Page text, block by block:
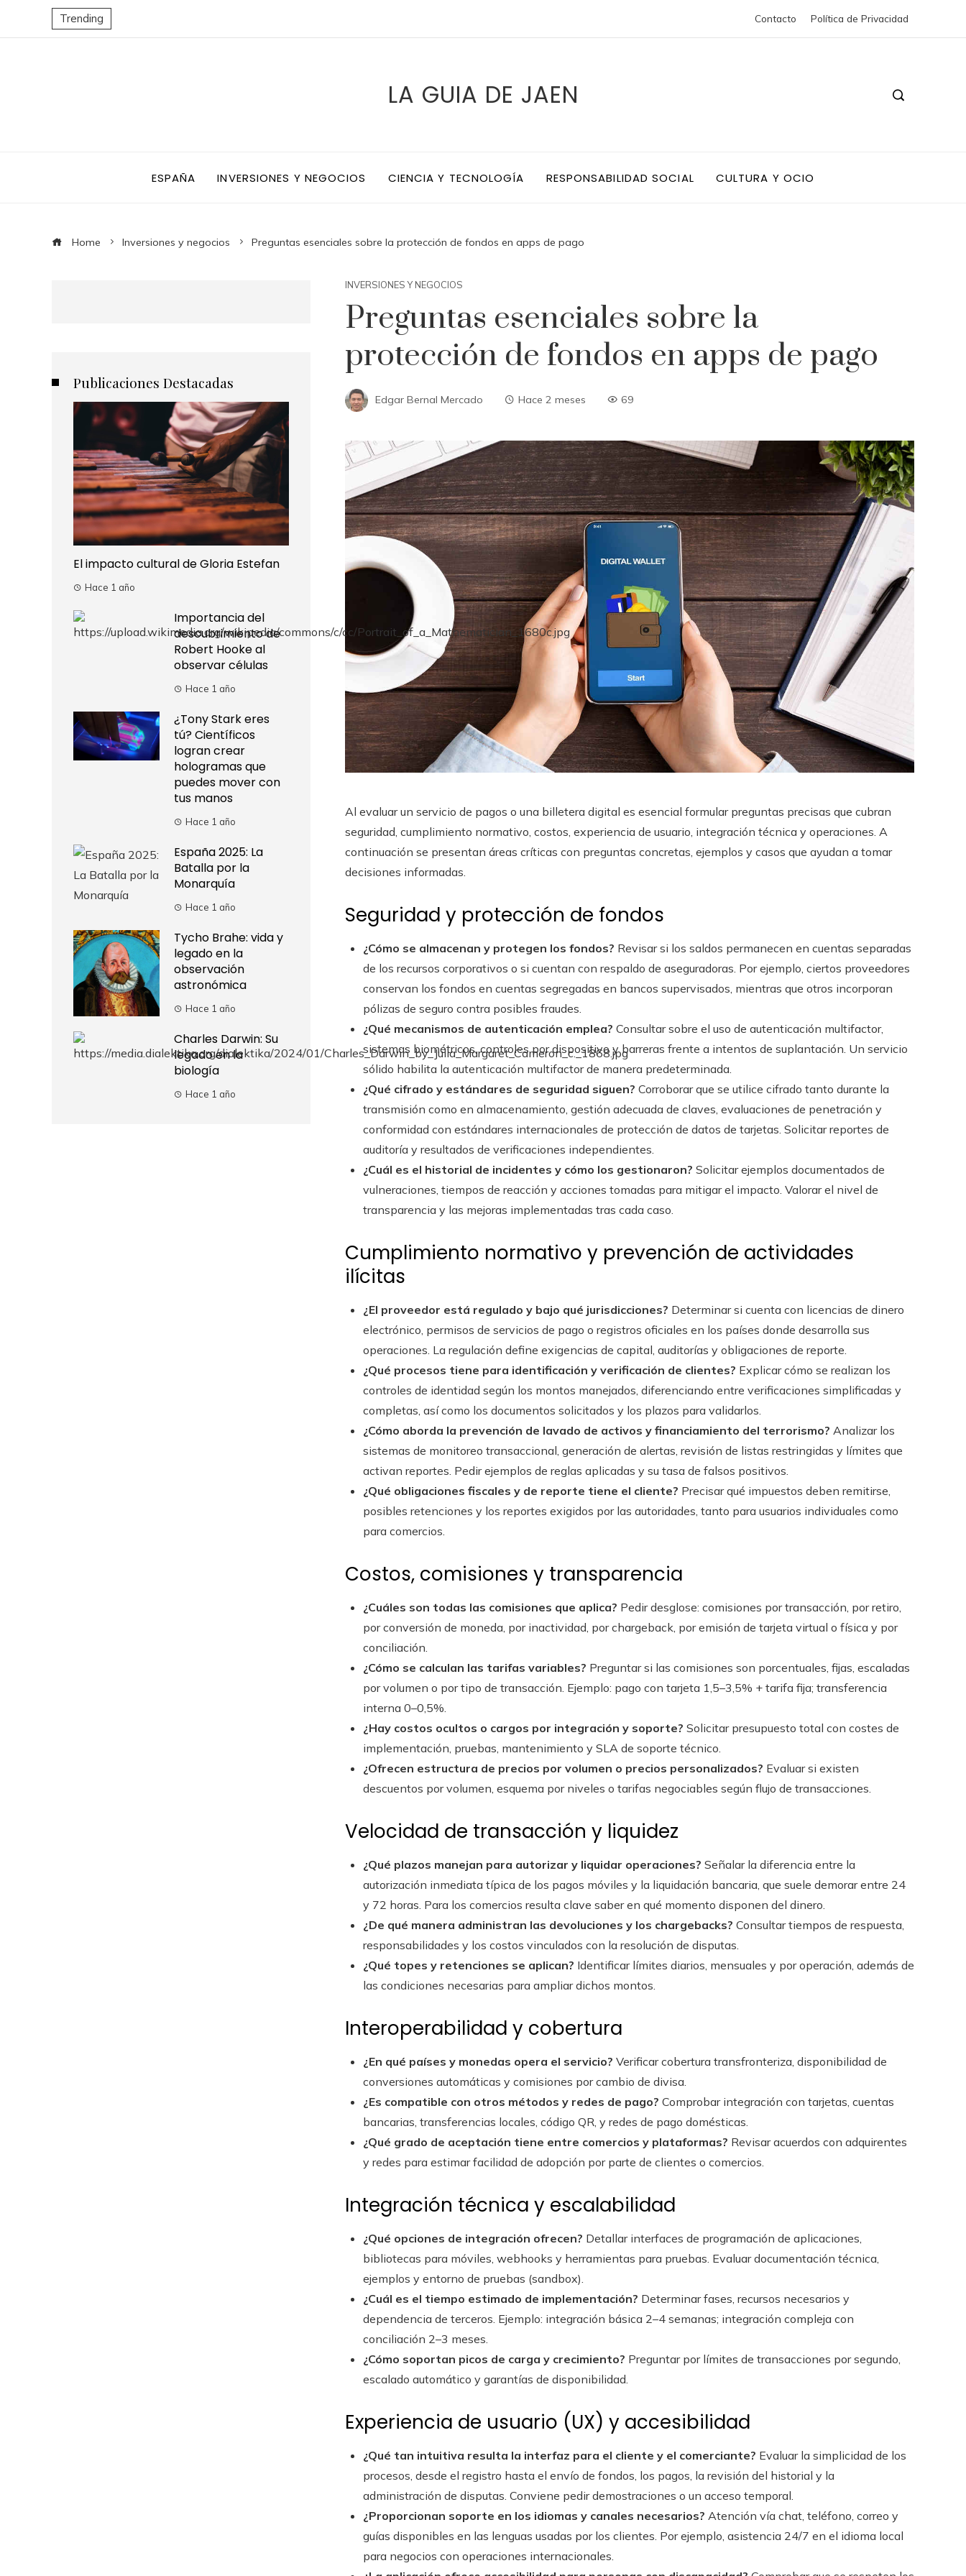
Trending Contacto Política de Privacidad
LA GUIA DE JAEN
ESPAÑA INVERSIONES Y NEGOCIOS CIENCIA Y TECNOLOGÍA RESPONSABILIDAD SOCIAL CULTURA Y OCIO
Home Inversiones y negocios Preguntas esenciales sobre la protección de fondos en apps de pago
INVERSIONES Y NEGOCIOS
Preguntas esenciales sobre la
protección de fondos en apps de pago
Edgar Bernal Mercado Hace 2 meses 69
Al evaluar un servicio de pagos o una billetera digital es esencial formular preguntas precisas que cubran
seguridad, cumplimiento normativo, costos, experiencia de usuario, integración técnica y operaciones. A
continuación se presentan áreas críticas con preguntas concretas, ejemplos y casos que ayudan a tomar
decisiones informadas.
Seguridad y protección de fondos
¿Cómo se almacenan y protegen los fondos? Revisar si los saldos permanecen en cuentas separadas
de los recursos corporativos o si cuentan con respaldo de aseguradoras. Por ejemplo, ciertos proveedores
conservan los fondos en cuentas segregadas en bancos supervisados, mientras que otros incorporan
pólizas de seguro contra posibles fraudes.
¿Qué mecanismos de autenticación emplea? Consultar sobre el uso de autenticación multifactor,
sistemas biométricos, controles por dispositivo y barreras frente a intentos de suplantación. Un servicio
sólido habilita la autenticación multifactor de manera predeterminada.
¿Qué cifrado y estándares de seguridad siguen? Corroborar que se utilice cifrado tanto durante la
transmisión como en almacenamiento, gestión adecuada de claves, evaluaciones de penetración y
conformidad con estándares internacionales de protección de datos de tarjetas. Solicitar reportes de
auditoría y resultados de verificaciones independientes.
¿Cuál es el historial de incidentes y cómo los gestionaron? Solicitar ejemplos documentados de
vulneraciones, tiempos de reacción y acciones tomadas para mitigar el impacto. Valorar el nivel de
transparencia y las mejoras implementadas tras cada caso.
Cumplimiento normativo y prevención de actividades
ilícitas
¿El proveedor está regulado y bajo qué jurisdicciones? Determinar si cuenta con licencias de dinero
electrónico, permisos de servicios de pago o registros oficiales en los países donde desarrolla sus
operaciones. La regulación define exigencias de capital, auditorías y obligaciones de reporte.
¿Qué procesos tiene para identificación y verificación de clientes? Explicar cómo se realizan los
controles de identidad según los montos manejados, diferenciando entre verificaciones simplificadas y
completas, así como los documentos solicitados y los plazos para validarlos.
¿Cómo aborda la prevención de lavado de activos y financiamiento del terrorismo? Analizar los
sistemas de monitoreo transaccional, generación de alertas, revisión de listas restringidas y límites que
activan reportes. Pedir ejemplos de reglas aplicadas y su tasa de falsos positivos.
¿Qué obligaciones fiscales y de reporte tiene el cliente? Precisar qué impuestos deben remitirse,
posibles retenciones y los reportes exigidos por las autoridades, tanto para usuarios individuales como
para comercios.
Costos, comisiones y transparencia
¿Cuáles son todas las comisiones que aplica? Pedir desglose: comisiones por transacción, por retiro,
por conversión de moneda, por inactividad, por chargeback, por emisión de tarjeta virtual o física y por
conciliación.
¿Cómo se calculan las tarifas variables? Preguntar si las comisiones son porcentuales, fijas, escaladas
por volumen o por tipo de transacción. Ejemplo: pago con tarjeta 1,5–3,5% + tarifa fija; transferencia
interna 0–0,5%.
¿Hay costos ocultos o cargos por integración y soporte? Solicitar presupuesto total con costes de
implementación, pruebas, mantenimiento y SLA de soporte técnico.
¿Ofrecen estructura de precios por volumen o precios personalizados? Evaluar si existen
descuentos por volumen, esquema por niveles o tarifas negociables según flujo de transacciones.
Velocidad de transacción y liquidez
¿Qué plazos manejan para autorizar y liquidar operaciones? Señalar la diferencia entre la
autorización inmediata típica de los pagos móviles y la liquidación bancaria, que suele demorar entre 24
y 72 horas. Para los comercios resulta clave saber en qué momento disponen del dinero.
¿De qué manera administran las devoluciones y los chargebacks? Consultar tiempos de respuesta,
responsabilidades y los costos vinculados con la resolución de disputas.
¿Qué topes y retenciones se aplican? Identificar límites diarios, mensuales y por operación, además de
las condiciones necesarias para ampliar dichos montos.
Interoperabilidad y cobertura
¿En qué países y monedas opera el servicio? Verificar cobertura transfronteriza, disponibilidad de
conversiones automáticas y comisiones por cambio de divisa.
¿Es compatible con otros métodos y redes de pago? Comprobar integración con tarjetas, cuentas
bancarias, transferencias locales, código QR, y redes de pago domésticas.
¿Qué grado de aceptación tiene entre comercios y plataformas? Revisar acuerdos con adquirentes
y redes para estimar facilidad de adopción por parte de clientes o comercios.
Integración técnica y escalabilidad
¿Qué opciones de integración ofrecen? Detallar interfaces de programación de aplicaciones,
bibliotecas para móviles, webhooks y herramientas para pruebas. Evaluar documentación técnica,
ejemplos y entorno de pruebas (sandbox).
¿Cuál es el tiempo estimado de implementación? Determinar fases, recursos necesarios y
dependencia de terceros. Ejemplo: integración básica 2–4 semanas; integración compleja con
conciliación 2–3 meses.
¿Cómo soportan picos de carga y crecimiento? Preguntar por límites de transacciones por segundo,
escalado automático y garantías de disponibilidad.
Experiencia de usuario (UX) y accesibilidad
¿Qué tan intuitiva resulta la interfaz para el cliente y el comerciante? Evaluar la simplicidad de los
procesos, desde el registro hasta el envío de fondos, los pagos, la revisión del historial y la
administración de disputas. Conviene pedir demostraciones o un acceso temporal.
¿Proporcionan soporte en los idiomas y canales necesarios? Atención vía chat, teléfono, correo y
guías disponibles en las lenguas usadas por los clientes. Por ejemplo, asistencia 24/7 en el idioma local
para negocios con operaciones internacionales.
Publicaciones Destacadas
El impacto cultural de Gloria Estefan
Hace 1 año
Importancia del
descubrimiento de
Robert Hooke al
observar células
Hace 1 año
¿Tony Stark eres
tú? Científicos
logran crear
hologramas que
puedes mover con
tus manos
Hace 1 año
España 2025: La
Batalla por la
Monarquía
Hace 1 año
Tycho Brahe: vida y
legado en la
observación
astronómica
Hace 1 año
Charles Darwin: Su
legado en la
biología
Hace 1 año